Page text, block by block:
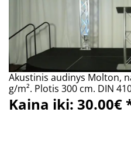
Akustinis audinys Molton,
g/m². Plotis 300 cm. DIN
Kaina iki: 30.00€